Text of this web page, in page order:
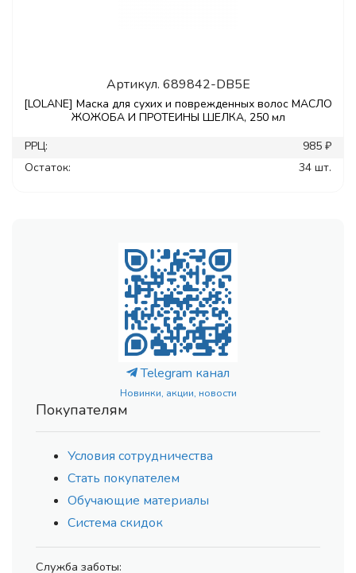
Артикул. 689842-DB5E
[LOLANE] Маска для сухих и поврежденных волос МАСЛО
ЖОЖОБА И ПРОТЕИНЫ ШЕЛКА, 250 мл
РРЦ:
985 ₽
Остаток:
34 шт.
Telegram канал
Новинки, акции, новости
Покупателям
Условия сотрудничества
Стать покупателем
Обучающие материалы
Система скидок
Служба заботы: